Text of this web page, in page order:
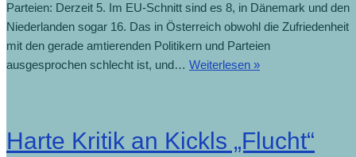
Parteien: Derzeit 5. Im EU-Schnitt sind es 8, in Dänemark und den
Niederlanden sogar 16. Das in Österreich obwohl die Zufriedenheit
mit den gerade amtierenden Politikern und Parteien
ausgesprochen schlecht ist, und… Weiterlesen »
Harte Kritik an Kickls „Flucht“